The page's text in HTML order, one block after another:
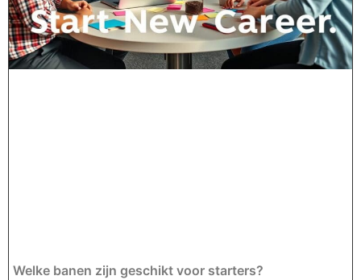
Welke banen zijn geschikt voor starters?